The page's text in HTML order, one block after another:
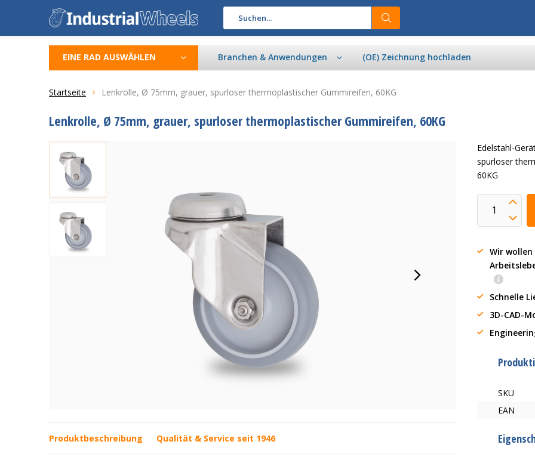
EINE RAD AUSWÄHLEN Branchen & Anwendungen (OE) Zeichnung hochladen
Startseite Lenkrolle, Ø 75mm, grauer, spurloser thermoplastischer Gummireifen, 60KG
Lenkrolle, Ø 75mm, grauer, spurloser thermoplastischer Gummireifen, 60KG
Produktbeschreibung Qualität & Service seit 1946
Edelstahl-
spurloser
60KG
Wir
Schnelle
3D-CAD-
SKU
EAN